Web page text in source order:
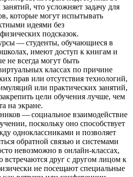
что усложняет задачу для
которые могут испытывать
идеями без
подсказок.
— студенты, обучающиеся в
имеют доступ к книгам и
не всегда могут быть
классах по причине
прав или отсутствия технологий,
или практических занятий,
цели обучения лучше, чем
на экране.
— социальное взаимодействие
поскольку оно способствует
одноклассниками и позволяет
обратной связью и системами
невозможно в онлайн-классах,
встречаются друг с другом лицом к
не посещают специальные